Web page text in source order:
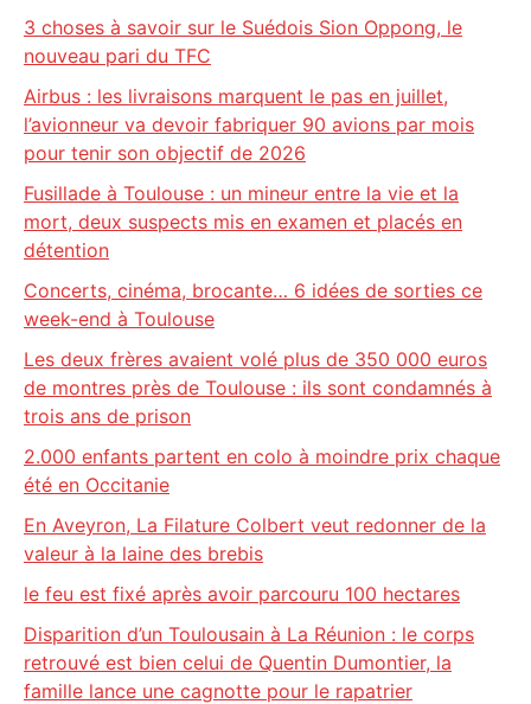
3 choses à savoir sur le Suédois Sion Oppong, le
nouveau pari du TFC
Airbus : les livraisons marquent le pas en juillet,
l’avionneur va devoir fabriquer 90 avions par mois
pour tenir son objectif de 2026
Fusillade à Toulouse : un mineur entre la vie et la
mort, deux suspects mis en examen et placés en
détention
Concerts, cinéma, brocante… 6 idées de sorties ce
week-end à Toulouse
Les deux frères avaient volé plus de 350 000 euros
de montres près de Toulouse : ils sont condamnés à
trois ans de prison
2.000 enfants partent en colo à moindre prix chaque
été en Occitanie
En Aveyron, La Filature Colbert veut redonner de la
valeur à la laine des brebis
le feu est fixé après avoir parcouru 100 hectares
Disparition d’un Toulousain à La Réunion : le corps
retrouvé est bien celui de Quentin Dumontier, la
famille lance une cagnotte pour le rapatrier